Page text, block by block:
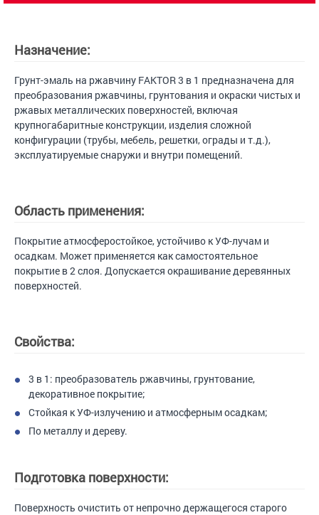
Назначение:
Грунт-эмаль на ржавчину FAKTOR 3 в 1 предназначена для
преобразования ржавчины, грунтования и окраски чистых и
ржавых металлических поверхностей, включая
крупногабаритные конструкции, изделия сложной
конфигурации (трубы, мебель, решетки, ограды и т.д.),
эксплуатируемые снаружи и внутри помещений.
Область применения:
Покрытие атмосферостойкое, устойчиво к УФ-лучам и
осадкам. Может применяется как самостоятельное
покрытие в 2 слоя. Допускается окрашивание деревянных
поверхностей.
Свойства:
3 в 1: преобразователь ржавчины, грунтование,
декоративное покрытие;
Стойкая к УФ-излучению и атмосферным осадкам;
По металлу и дереву.
Подготовка поверхности:
Поверхность очистить от непрочно держащегося старого